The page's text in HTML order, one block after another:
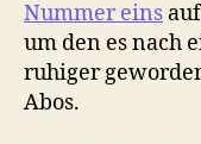
Nummer eins
um den es nach
ruhiger
Abos.